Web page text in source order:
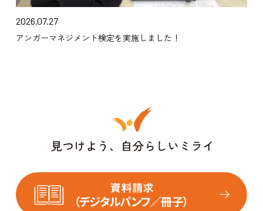
2026.07.27
アンガーマネジメント検定を実施しました！